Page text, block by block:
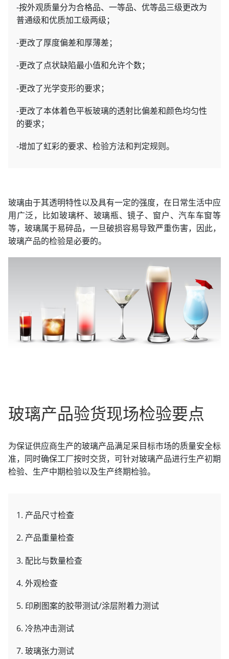
-按外观质量分为合格品、一等品、优等品三级更改为
普通级和优质加工级两级；
-更改了厚度偏差和厚薄差；
-更改了点状缺陷最小值和允许个数；
-更改了光学变形的要求；
-更改了本体着色平板玻璃的透射比偏差和颜色均匀性
的要求；
-增加了虹彩的要求、检验方法和判定规则。
玻璃由于其透明特性以及具有一定的强度，在日常生活中应
用广泛，比如玻璃杯、玻璃瓶、镜子、窗户、汽车车窗等
等，玻璃属于易碎品，一旦破损容易导致严重伤害，因此，
玻璃产品的检验是必要的。
玻璃产品验货现场检验要点
为保证供应商生产的玻璃产品满足采目标市场的质量安全标
准，同时确保工厂按时交货，可针对玻璃产品进行生产初期
检验、生产中期检验以及生产终期检验。
1. 产品尺寸检查
2. 产品重量检查
3. 配比与数量检查
4. 外观检查
5. 印刷图案的胶带测试/涂层附着力测试
6. 冷热冲击测试
7. 玻璃张力测试